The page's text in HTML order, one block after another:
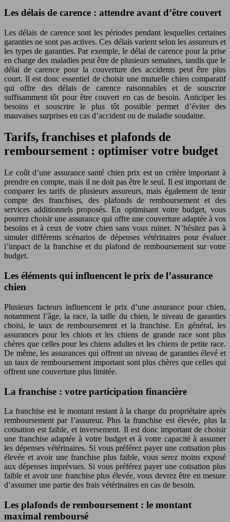
Les délais de carence : attendre avant d’être couvert
Les délais de carence sont les périodes pendant lesquelles certaines
garanties ne sont pas actives. Ces délais varient selon les assureurs et
les types de garanties. Par exemple, le délai de carence pour la prise
en charge des maladies peut être de plusieurs semaines, tandis que le
délai de carence pour la couverture des accidents peut être plus
court. Il est donc essentiel de choisir une mutuelle chien comparatif
qui offre des délais de carence raisonnables et de souscrire
suffisamment tôt pour être couvert en cas de besoin. Anticiper les
besoins et souscrire le plus tôt possible permet d’éviter des
mauvaises surprises en cas d’accident ou de maladie soudaine.
Tarifs, franchises et plafonds de
remboursement : optimiser votre budget
Le coût d’une assurance santé chien prix est un critère important à
prendre en compte, mais il ne doit pas être le seul. Il est important de
comparer les tarifs de plusieurs assureurs, mais également de tenir
compte des franchises, des plafonds de remboursement et des
services additionnels proposés. En optimisant votre budget, vous
pourrez choisir une assurance qui offre une couverture adaptée à vos
besoins et à ceux de votre chien sans vous ruiner. N’hésitez pas à
simuler différents scénarios de dépenses vétérinaires pour évaluer
l’impact de la franchise et du plafond de remboursement sur votre
budget.
Les éléments qui influencent le prix de l’assurance
chien
Plusieurs facteurs influencent le prix d’une assurance pour chien,
notamment l’âge, la race, la taille du chien, le niveau de garanties
choisi, le taux de remboursement et la franchise. En général, les
assurances pour les chiots et les chiens de grande race sont plus
chères que celles pour les chiens adultes et les chiens de petite race.
De même, les assurances qui offrent un niveau de garanties élevé et
un taux de remboursement important sont plus chères que celles qui
offrent une couverture plus limitée.
La franchise : votre participation financière
La franchise est le montant restant à la charge du propriétaire après
remboursement par l’assureur. Plus la franchise est élevée, plus la
cotisation est faible, et inversement. Il est donc important de choisir
une franchise adaptée à votre budget et à votre capacité à assumer
les dépenses vétérinaires. Si vous préférez payer une cotisation plus
élevée et avoir une franchise plus faible, vous serez moins exposé
aux dépenses imprévues. Si vous préférez payer une cotisation plus
faible et avoir une franchise plus élevée, vous devrez être en mesure
d’assumer une partie des frais vétérinaires en cas de besoin.
Les plafonds de remboursement : le montant
maximal remboursé